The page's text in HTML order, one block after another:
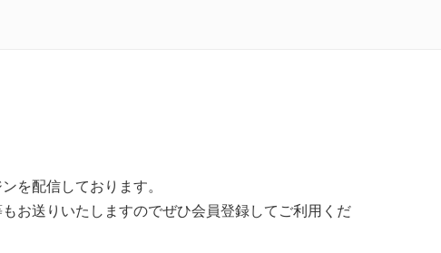
を配信しております。
お送りいたしますのでぜひ会員登録してご利用くだ